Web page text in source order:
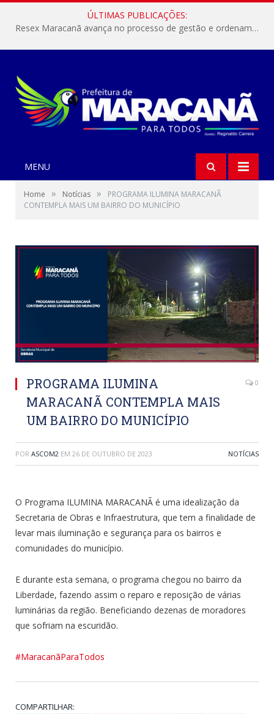
ÚLTIMAS PUBLICAÇÕES:
Resex Maracanã avança no processo de gestão e ordenamento do turismo em nossas áreas protegidas.
MENU
Home » Notícias »
PROGRAMA ILUMINA MARACANÃ
CONTEMPLA MAIS UM BAIRRO DO MUNICÍPIO
PROGRAMA ILUMINA
MARACANÃ CONTEMPLA MAIS
UM BAIRRO DO MUNICÍPIO
0
POR ASCOM2 EM 26 DE OUTUBRO DE 2023 NOTÍCIAS
O Programa ILUMINA MARACANÃ é uma idealização da
Secretaria de Obras e Infraestrutura, que tem a finalidade de
levar mais iluminação e segurança para os bairros e
comunidades do município.
E durante esta semana, o programa chegou no bairro da
Liberdade, fazendo assim o reparo e reposição de várias
luminárias da região. Beneficiando dezenas de moradores
que sofriam na escuridão.
#MaracanãParaTodos
COMPARTILHAR: